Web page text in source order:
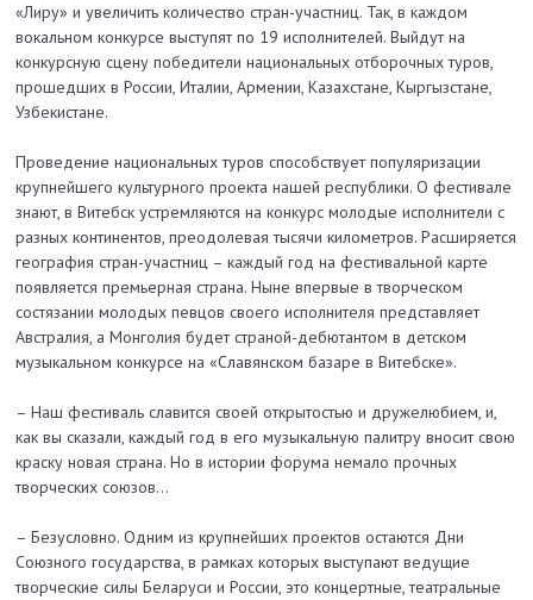
«Лиру» и увеличить количество стран-участниц. Так, в каждом
вокальном конкурсе выступят по 19 исполнителей. Выйдут на
конкурсную сцену победители национальных отборочных туров,
прошедших в России, Италии, Армении, Казахстане, Кыргызстане,
Узбекистане.
Проведение национальных туров способствует популяризации
крупнейшего культурного проекта нашей республики. О фестивале
знают, в Витебск устремляются на конкурс молодые исполнители с
разных континентов, преодолевая тысячи километров. Расширяется
география стран-участниц – каждый год на фестивальной карте
появляется премьерная страна. Ныне впервые в творческом
состязании молодых певцов своего исполнителя представляет
Австралия, а Монголия будет страной-дебютантом в детском
музыкальном конкурсе на «Славянском базаре в Витебске».
– Наш фестиваль славится своей открытостью и дружелюбием, и,
как вы сказали, каждый год в его музыкальную палитру вносит свою
краску новая страна. Но в истории форума немало прочных
творческих союзов…
– Безусловно. Одним из крупнейших проектов остаются Дни
Союзного государства, в рамках которых выступают ведущие
творческие силы Беларуси и России, это концертные, театральные